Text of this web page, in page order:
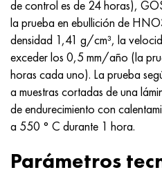
de control es de 24 horas),
la prueba en ebullición de
densidad 1,41 g/cm³, la
exceder los 0,5 mm/año (la
horas cada uno). La prueba
a muestras cortadas de una
de endurecimiento con
a 550 ° C durante 1 hora.
Parámetros